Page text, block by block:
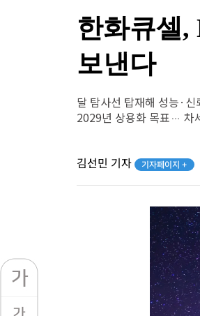
한화큐셀
보낸다
달 탐사선 탑재해 성능·신
2029년 상용화 목표… 차
김선민 기자 기자페이지 +